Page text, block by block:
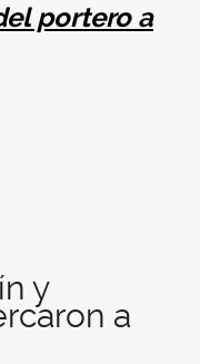
portero a
y
a